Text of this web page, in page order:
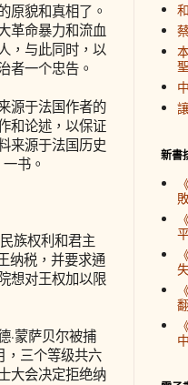
貌和真相了。
革命暴力和流血
，与此同时，以
者一个忠告。
源于法国作者的
和论述，以保证
来源于法国历史
书。
族权利和君主
纳税，并要求通
想对王权加以限
蒙萨贝尔被捕
三个等级共六
大会决定拒绝纳
新書